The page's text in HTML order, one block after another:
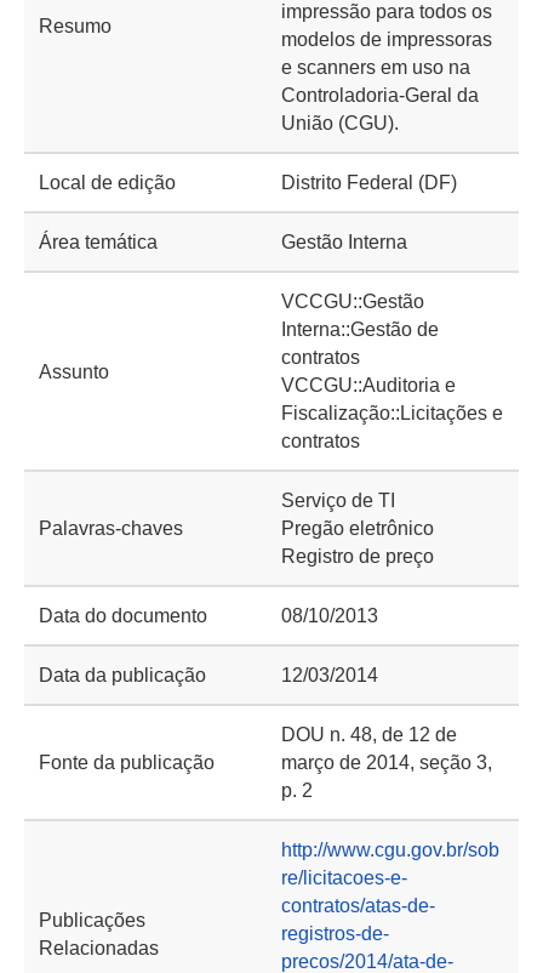
Resumo
impressão para todos os
modelos de impressoras
e scanners em uso na
Controladoria-Geral da
União (CGU).
Local de edição Distrito Federal (DF)
Área temática Gestão Interna
Assunto
VCCGU::Gestão
Interna::Gestão de
contratos
VCCGU::Auditoria e
Fiscalização::Licitações e
contratos
Palavras-chaves
Serviço de TI
Pregão eletrônico
Registro de preço
Data do documento 08/10/2013
Data da publicação 12/03/2014
Fonte da publicação
DOU n. 48, de 12 de
março de 2014, seção 3,
p. 2
Publicações
Relacionadas
http://www.cgu.gov.br/sob
re/licitacoes-e-
contratos/atas-de-
registros-de-
precos/2014/ata-de-